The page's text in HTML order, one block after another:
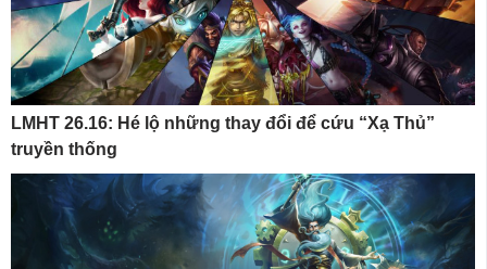
LMHT 26.16: Hé lộ những thay đổi để cứu “Xạ Thủ”
truyền thống